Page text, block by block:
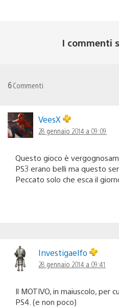
I commenti
6Commenti
VeesX
28 gennaio 2014 a 09:09
Questo gioco è
PS3 erano belli ma questo
Peccato solo che esca il
Investigaelfo
28 gennaio 2014 a 09:41
Il MOTIVO, in maiuscolo, per
PS4. (e non poco)